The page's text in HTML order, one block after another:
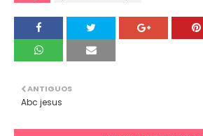
ANTIGUOS
Abc jesus